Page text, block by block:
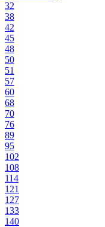
32
38
42
45
48
50
51
57
60
68
70
76
89
95
102
108
114
121
127
133
140